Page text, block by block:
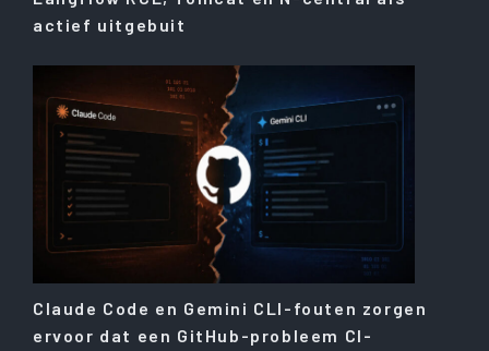
actief uitgebuit
Claude Code en Gemini CLI-fouten zorgen
ervoor dat een GitHub-probleem CI-